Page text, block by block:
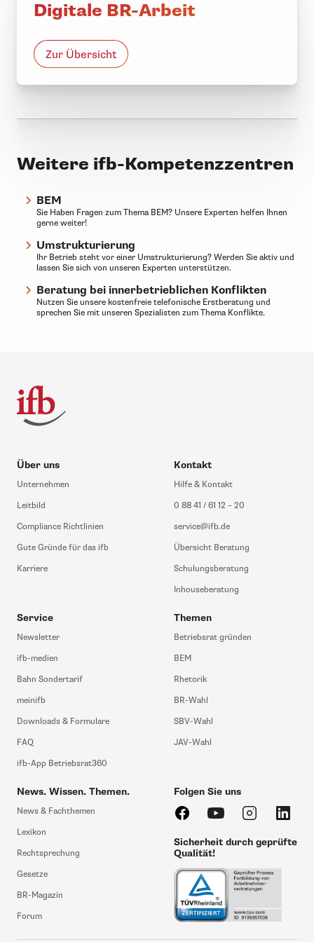
Tipps und Ideen bei der
Lösungsfindung
Digitale BR-Arbeit
Zur Übersicht
Weitere ifb-Kompetenzzentren
BEM
Sie Haben Fragen zum Thema BEM? Unsere Experten helfen Ihnen
gerne weiter!
Umstrukturierung
Ihr Betrieb steht vor einer Umstrukturierung? Werden Sie aktiv und
lassen Sie sich von unseren Experten unterstützen.
Beratung bei innerbetrieblichen Konflikten
Nutzen Sie unsere kostenfreie telefonische Erstberatung und
sprechen Sie mit unseren Spezialisten zum Thema Konflikte.
Über uns
Unternehmen
Leitbild
Compliance Richtlinien
Gute Gründe für das ifb
Karriere
Kontakt
Hilfe & Kontakt
0 88 41 / 61 12 – 20
service@ifb.de
Übersicht Beratung
Schulungsberatung
Inhouseberatung
Service
Newsletter
ifb-medien
Bahn Sondertarif
meinifb
Downloads & Formulare
FAQ
ifb-App Betriebsrat360
Themen
Betriebsrat gründen
BEM
Rhetorik
BR-Wahl
SBV-Wahl
JAV-Wahl
News. Wissen. Themen.
News & Fachthemen
Lexikon
Rechtsprechung
Gesetze
BR-Magazin
Forum
Folgen Sie uns
Sicherheit durch geprüfte
Qualität!